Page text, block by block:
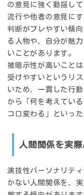
の意見に強く動揺し
流行や他者の意見に
判断がブレやすい傾
る人物や、自分が魅
いことがあります。
被暗示性が高いこと
受けやすいというリ
いため、一貫した行
から「何を考えてい
コロ変わる」といっ
人間関係を実
演技性パーソナリティ
かない人間関係を、